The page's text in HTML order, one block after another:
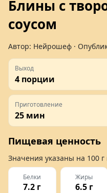
Блины с
соусом
Автор: Нейрошеф ·
Выход
4 порции
Приготовление
25 мин
Пищевая ценность
Значения указаны на 100 г
Белки
7.2 г
Жиры
6.5 г